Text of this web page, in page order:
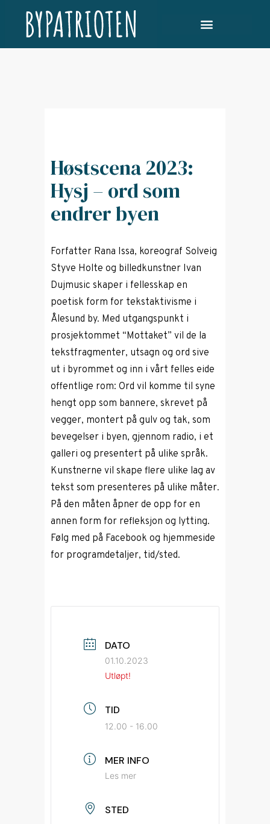
Høstscena 2023:
Hysj – ord som
endrer byen
Forfatter Rana Issa, koreograf Solveig
Styve Holte og billedkunstner Ivan
Dujmusic skaper i fellesskap en
poetisk form for tekstaktivisme i
Ålesund by. Med utgangspunkt i
prosjektommet “Mottaket” vil de la
tekstfragmenter, utsagn og ord sive
ut i byrommet og inn i vårt felles eide
offentlige rom: Ord vil komme til syne
hengt opp som bannere, skrevet på
vegger, montert på gulv og tak, som
bevegelser i byen, gjennom radio, i et
galleri og presentert på ulike språk.
Kunstnerne vil skape flere ulike lag av
tekst som presenteres på ulike måter.
På den måten åpner de opp for en
annen form for refleksjon og lytting.
Følg med på Facebook og hjemmeside
for programdetaljer, tid/sted.
DATO
01.10.2023
Utløpt!
TID
12.00 - 16.00
MER INFO
Les mer
STED